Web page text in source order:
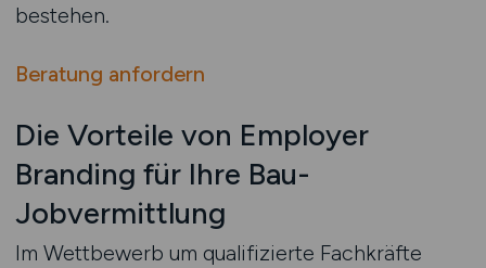
bestehen.
Beratung anfordern
Die Vorteile von Employer
Branding für Ihre Bau-
Jobvermittlung
Im Wettbewerb um qualifizierte Fachkräfte